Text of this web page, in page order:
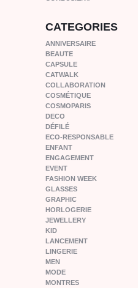
CATEGORIES
ANNIVERSAIRE
BEAUTE
CAPSULE
CATWALK
COLLABORATION
COSMÉTIQUE
COSMOPARIS
DECO
DÉFILÉ
ECO-RESPONSABLE
ENFANT
ENGAGEMENT
EVENT
FASHION WEEK
GLASSES
GRAPHIC
HORLOGERIE
JEWELLERY
KID
LANCEMENT
LINGERIE
MEN
MODE
MONTRES